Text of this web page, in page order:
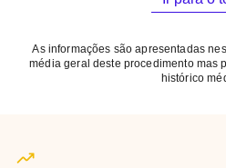
As informações são apresentadas
média geral deste procedimento mas
histórico